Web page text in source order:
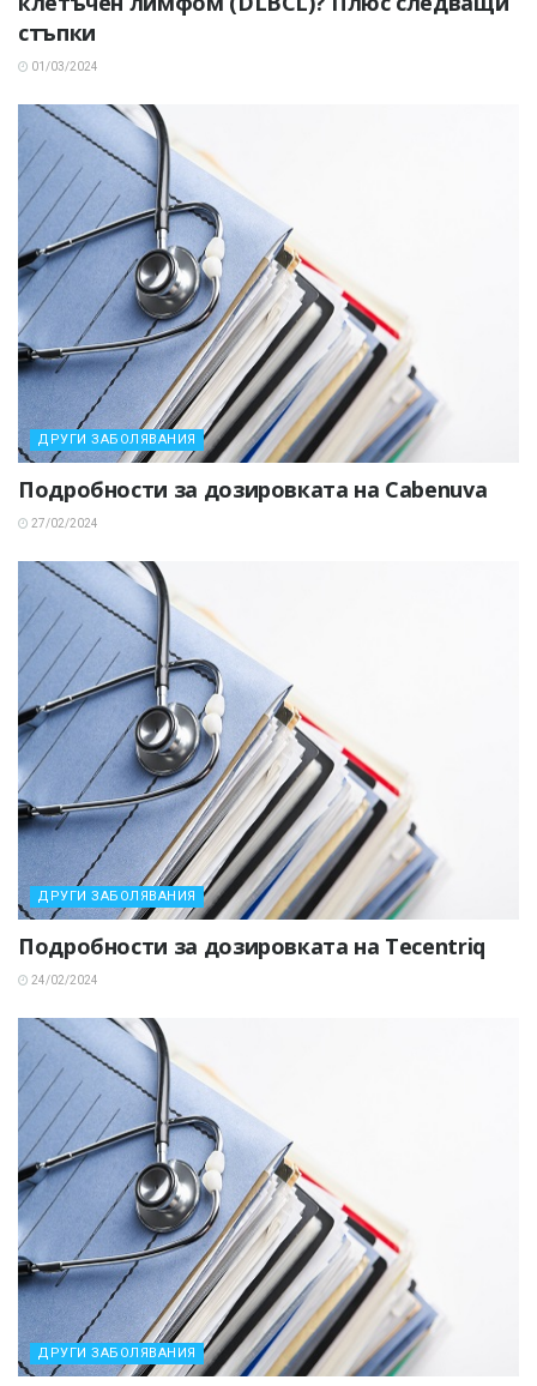
стъпки
01/03/2024
ДРУГИ ЗАБОЛЯВАНИЯ
Подробности за дозировката на Cabenuva
27/02/2024
ДРУГИ ЗАБОЛЯВАНИЯ
Подробности за дозировката на Tecentriq
24/02/2024
ДРУГИ ЗАБОЛЯВАНИЯ